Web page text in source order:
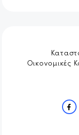
Οικονομικές